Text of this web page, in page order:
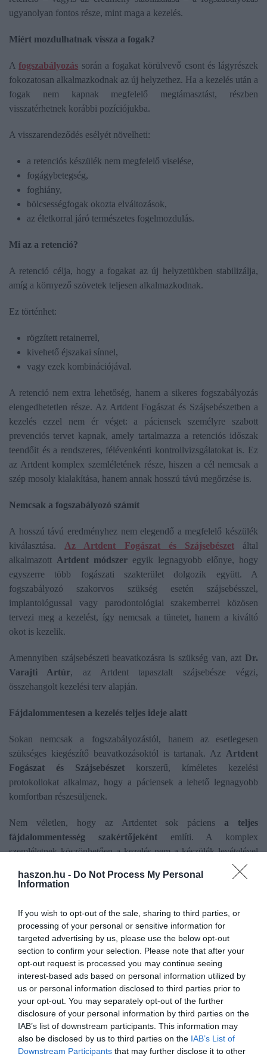
haszon.hu - Do Not Process My Personal
Information
If you wish to opt-out of the sale, sharing to third parties, or
processing of your personal or sensitive information for
targeted advertising by us, please use the below opt-out
section to confirm your selection. Please note that after your
opt-out request is processed you may continue seeing
interest-based ads based on personal information utilized by
us or personal information disclosed to third parties prior to
your opt-out. You may separately opt-out of the further
disclosure of your personal information by third parties on the
IAB’s list of downstream participants. This information may
also be disclosed by us to third parties on the IAB’s List of
Downstream Participants that may further disclose it to other
ugyanolyan fontos része, mint maga a kezelés.
Miért mozdulhatnak vissza a fogak?
Afogszabályozás során a fogakat körülvevő csont és lágyrészek
fokozatosan alkalmazkodnak az új helyzethez. Ha a kezelés után a
fogak nem kapnak megfelelő megtámasztást, részben
visszatérhetnek korábbi pozíciójukba.
A visszarendeződés esélyét növelheti:
a retenciós készülék nem megfelelő viselése,
fogágybetegség,
foghiány,
bölcsességfogak okozta elváltozások,
az életkorral járó természetes fogelmozdulás.
Mi az a retenció?
A retenció célja, hogy a fogakat az új helyzetükben stabilizálja,
amíg a környező szövetek teljesen alkalmazkodnak.
Ez történhet:
rögzített retainerrel,
kivehető éjszakai sínnel,
vagy ezek kombinációjával.
A retenció nem extra lehetőség, hanem a sikeres fogszabályozás
elengedhetetlen része. Az Artdent Fogászat és Szájsebészetben a
kezelés ezzel nem ér véget: a páciensek személyre szabott
prevenciós tervet kapnak, amely tartalmazza a retenciós időszak
teendőit és a rendszeres, félévenkénti kontrollvizsgálatokat is. Ez
az Artdent komplex szemléletének része, hiszen a cél nemcsak a
szép mosoly kialakítása, hanem annak hosszú távú megőrzése is.
Nemcsak a fogszabályozó számít
A hosszú távú eredményhez nem elegendő a megfelelő készülék
kiválasztása. Az Artdent Fogászat és Szájsebészetáltal
alkalmazott Artdent módszer egyik legnagyobb előnye, hogy
egyszerre több fogászati szakterület dolgozik együtt. A
fogszabályozó szakorvos szükség esetén szájsebésszel,
implantológussal vagy parodontológiai szakemberrel közösen
tervezi meg a kezelést, így nemcsak a tünetet, hanem a kiváltó
okot is kezelik.
Amennyiben szájsebészeti beavatkozásra is szükség van, azt Dr.
Varajti Artúr, az Artdent tapasztalt szájsebésze végzi,
összehangolt kezelési terv alapján.
Fájdalommentesen a kezelés teljes ideje alatt
Sokan nemcsak a fogszabályozástól, hanem az esetlegesen
szükséges kiegészítő beavatkozásoktól is tartanak. Az Artdent
Fogászat és Szájsebészet korszerű, kíméletes kezelési
protokollokat alkalmaz, hogy a páciensek a lehető legnagyobb
komfortban részesüljenek.
Nem véletlen, hogy az Artdentet sok páciens a teljes
fájdalommentesség szakértőjekéntemlíti. A komplex
szemléletnek köszönhetően a kezelés nem a készülék levételével
ér véget: a rendszeres kontrollok és az egyénre szabott prevenciós
terv segítenek abban, hogy az elért eredmény hosszú éveken át
Cím: 1027 Budapest, Margit körút 1.
Telefon: +36 20 218 5343
Email: artdent@artdent.hu
Nyitvatartás: Hétfő – Péntek: 08:00-20:00